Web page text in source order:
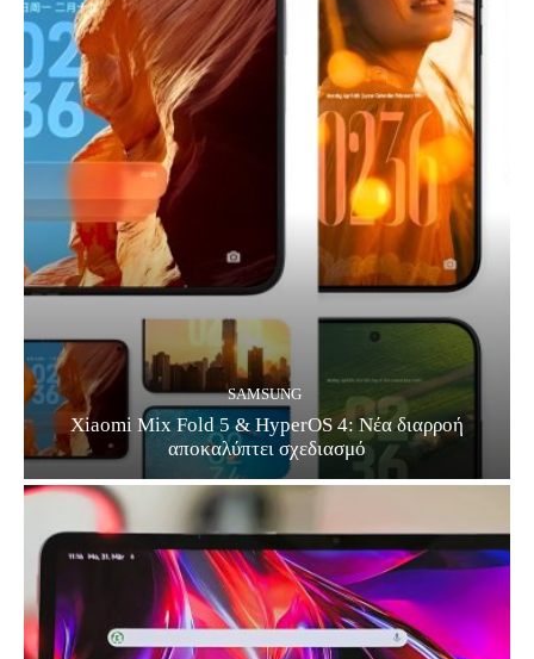
SAMSUNG
Xiaomi Mix Fold 5 & HyperOS 4: Νέα διαρροή
αποκαλύπτει σχεδιασμό